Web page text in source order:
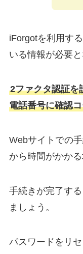
iForgotを利用す
いる情報が必要と
2ファクタ認証を
電話番号に確認
Webサイトでの
から時間がかかる
手続きが完了す
ましょう。
パスワードをリ